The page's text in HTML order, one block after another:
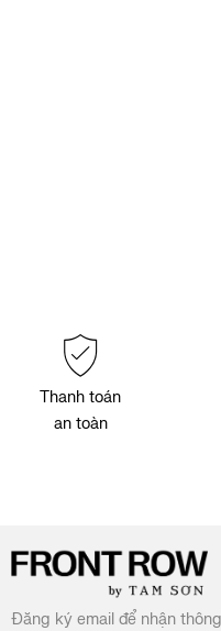
Thanh toán
an toàn
Đăng ký email để nhận